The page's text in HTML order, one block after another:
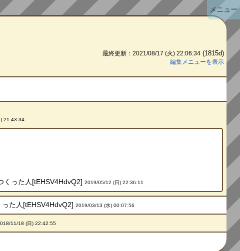
最終更新：2021/08/17 (火) 22:06:34 (1815d)
編集メニューを表示
21:43:34
くった人[tEHSV4HdvQ2]2019/05/12 (日) 22:36:11
た人[tEHSV4HdvQ2]2019/03/13 (水) 00:07:56
11/18 (日) 22:42:55
メニュー